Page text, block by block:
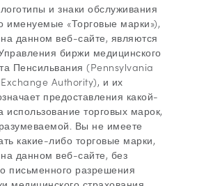
и знаки обслуживания
именуемые «Торговые марки»),
данном веб-сайте, являются
биржи медицинского
Пенсильвания (Pennsylvania
Authority), и их
предоставления какой-
использование торговых марок,
Вы не имеете
какие-либо торговые марки,
данном веб-сайте, без
письменного разрешения